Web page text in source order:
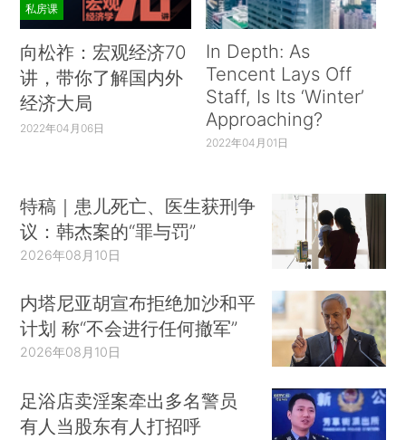
私房课
向松祚：宏观经济70
讲，带你了解国内外
经济大局
2022年04月06日
In Depth: As
Tencent Lays Off
Staff, Is Its ‘Winter’
Approaching?
2022年04月01日
特稿｜患儿死亡、医生获刑争
议：韩杰案的“罪与罚”
2026年08月10日
内塔尼亚胡宣布拒绝加沙和平
计划 称“不会进行任何撤军”
2026年08月10日
足浴店卖淫案牵出多名警员
有人当股东有人打招呼